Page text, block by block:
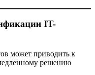
IT-
может приводить к
решению